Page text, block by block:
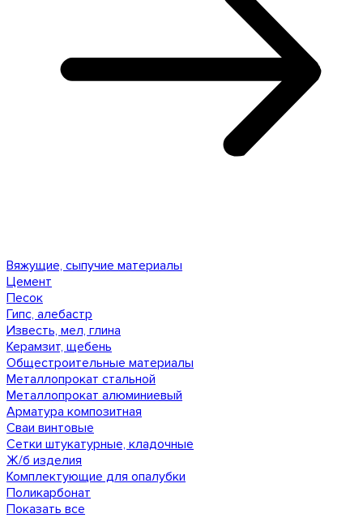
Вяжущие, сыпучие материалы
Цемент
Песок
Гипс, алебастр
Известь, мел, глина
Керамзит, щебень
Общестроительные материалы
Металлопрокат стальной
Металлопрокат алюминиевый
Арматура композитная
Сваи винтовые
Сетки штукатурные, кладочные
Ж/б изделия
Комплектующие для опалубки
Поликарбонат
Показать все